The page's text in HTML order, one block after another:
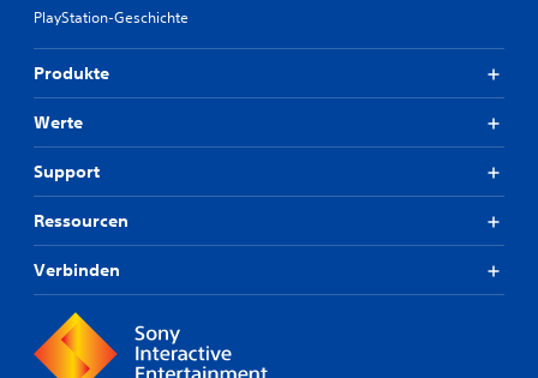
PlayStation-Geschichte
Produkte
Werte
Support
Ressourcen
Verbinden